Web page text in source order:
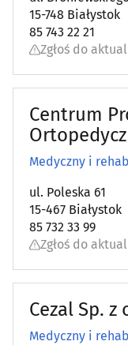
Audiologia(5)
Chirurgia(47)
Chirurgia dziecięca
Chirurgia plastyczna
Choroby piersi(6)
Choroby płuc i
Dermatologia(25)
15-748 Białystok
85 743 22 21
Zgłoś do
Centrum
Medyczny i
ul. Poleska 61
15-467 Białystok
85 732 33 99
Zgłoś do
Cezal Sp. z
Medyczny i